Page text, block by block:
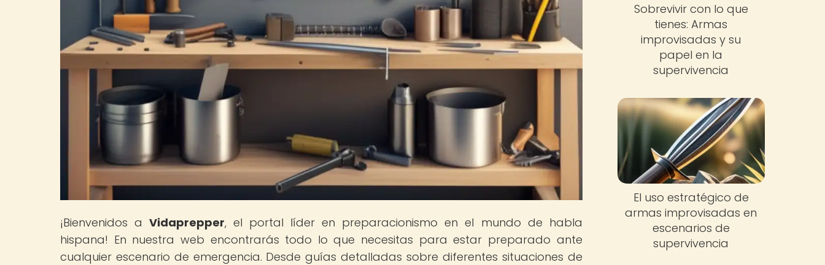
¡Bienvenidos aVidaprepper, el portal líder en preparacionismo en el mundo de habla
hispana! En nuestra web encontrarás todo lo que necesitas para estar preparado ante
cualquier escenario de emergencia. Desde guías detalladas sobre diferentes situaciones de
Sobrevivir con lo que
tienes: Armas
improvisadas y su
papel en la
supervivencia
El uso estratégico de
armas improvisadas en
escenarios de
supervivencia